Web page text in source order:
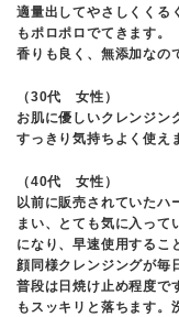
適量出してやさしくくる
もポロポロでてきます。
香りも良く、無添加なの
（30代 女性）
お肌に優しいクレンジン
すっきり気持ちよく使え
（40代 女性）
以前に販売されていたハ
まい、とても気に入って
になり、早速使用するこ
顔同様クレンジングが毎
普段は日焼け止め程度で
もスッキリと落ちます。